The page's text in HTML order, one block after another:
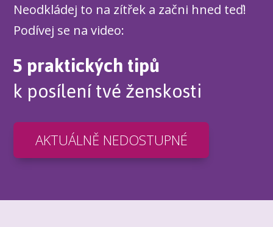
Neodkládej to na zítřek a začni hned teď!
Podívej se na video:
5 praktických tipů
k posílení tvé ženskosti
AKTUÁLNĚ NEDOSTUPNÉ